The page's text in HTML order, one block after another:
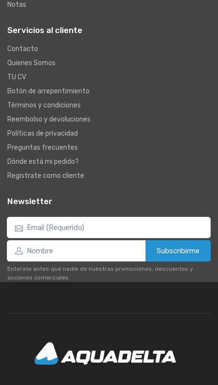
Notas
Servicios al cliente
Contacto
Quienes Somos
TU CV
Botón de arrepentimiento
Términos y condiciones
Reembolso y devoluciones
Políticas de privacidad
Preguntas frecuentes
Dónde está mi pedido?
Registrate como cliente
Newsletter
Subscribirme
Enterate antes que nadie de nuestras promociones, descuentos y
acciones comerciales.